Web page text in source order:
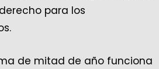
para los
de mitad de año funciona